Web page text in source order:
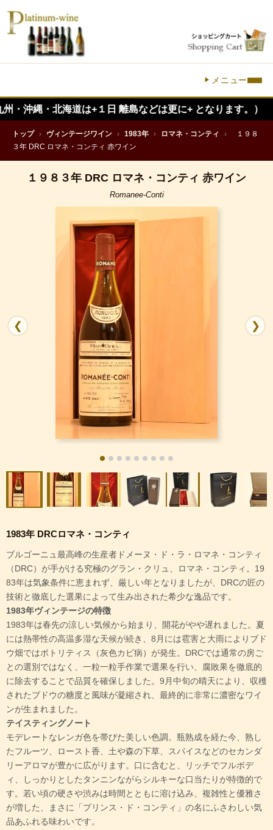
メニュー
海道は+１日 離島などは更に+ となります。）
トップ › ヴィンテージワイン › 1983年 › ロマネ・コンティ ›
１９８
３年 DRC ロマネ・コンティ 赤ワイン
１９８３年 DRC ロマネ・コンティ 赤ワイン
Romanee-Conti
❮ ❯
1983年 DRCロマネ・コンティ
ブルゴーニュ最高峰の生産者ドメーヌ・ド・ラ・ロマネ・コンティ
（DRC）が手がける究極のグラン・クリュ、ロマネ・コンティ。19
83年は気象条件に恵まれず、厳しい年となりましたが、DRCの匠の
技術と徹底した選果によって生み出された希少な逸品です。
1983年ヴィンテージの特徴
1983年は春先の涼しい気候から始まり、開花がやや遅れました。夏
には熱帯性の高温多湿な天候が続き、8月には雹害と大雨によりブド
ウ畑ではボトリティス（灰色カビ病）が発生。DRCでは通常の房ご
との選別ではなく、一粒一粒手作業で選果を行い、腐敗果を徹底的
に除去することで品質を確保しました。9月中旬の晴天により、収穫
されたブドウの糖度と風味が凝縮され、最終的に非常に濃密なワイ
ンが生まれました。
テイスティングノート
モデレートなレンガ色を帯びた美しい色調。瓶熟成を経た今、熟し
たフルーツ、ロースト香、土や森の下草、スパイスなどのセカンダ
リーアロマが豊かに広がります。口に含むと、リッチでフルボデ
ィ、しっかりとしたタンニンながらシルキーな口当たりが特徴的で
す。若い頃の硬さや渋みは時間とともに溶け込み、複雑性と優雅さ
が増した、まさに「プリンス・ド・コンティ」の名にふさわしい気
品あふれる味わいです。